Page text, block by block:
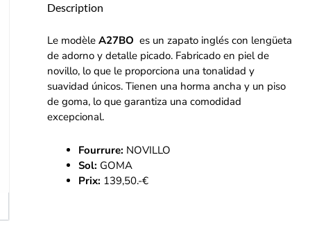
Description
Le modèleA27BO es un zapato inglés con lengüeta
de adorno y detalle picado. Fabricado en piel de
novillo, lo que le proporciona una tonalidad y
suavidad únicos. Tienen una horma ancha y un piso
de goma, lo que garantiza una comodidad
excepcional.
Fourrure: NOVILLO
Sol: GOMA
Prix: 139,50.-€